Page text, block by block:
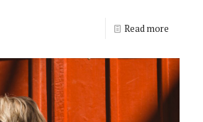
Read more